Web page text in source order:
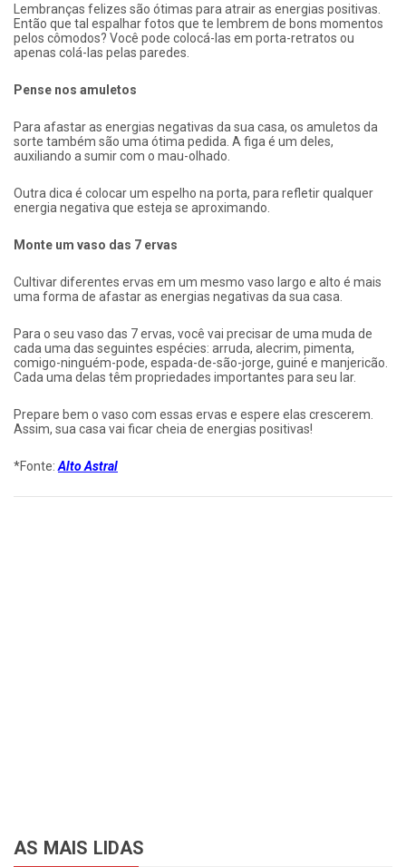
Lembranças felizes são ótimas para atrair as energias positivas.
Então que tal espalhar fotos que te lembrem de bons momentos
pelos cômodos? Você pode colocá-las em porta-retratos ou
apenas colá-las pelas paredes.
Pense nos amuletos
Para afastar as energias negativas da sua casa, os amuletos da
sorte também são uma ótima pedida. A figa é um deles,
auxiliando a sumir com o mau-olhado.
Outra dica é colocar um espelho na porta, para refletir qualquer
energia negativa que esteja se aproximando.
Monte um vaso das 7 ervas
Cultivar diferentes ervas em um mesmo vaso largo e alto é mais
uma forma de afastar as energias negativas da sua casa.
Para o seu vaso das 7 ervas, você vai precisar de uma muda de
cada uma das seguintes espécies: arruda, alecrim, pimenta,
comigo-ninguém-pode, espada-de-são-jorge, guiné e manjericão.
Cada uma delas têm propriedades importantes para seu lar.
Prepare bem o vaso com essas ervas e espere elas crescerem.
Assim, sua casa vai ficar cheia de energias positivas!
*Fonte: Alto Astral
AS MAIS LIDAS